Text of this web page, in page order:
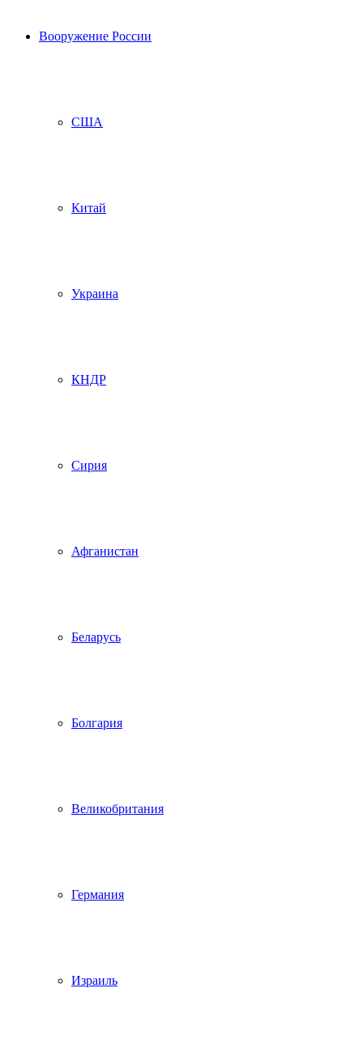
Вооружение России
США
Китай
Украина
КНДР
Сирия
Афганистан
Беларусь
Болгария
Великобритания
Германия
Израиль